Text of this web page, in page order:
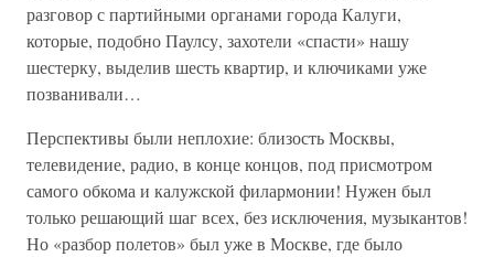
разговор с партийными органами города Калуги,
которые, подобно Паулсу, захотели «спасти» нашу
шестерку, выделив шесть квартир, и ключиками уже
позванивали…
Перспективы были неплохие: близость Москвы,
телевидение, радио, в конце концов, под присмотром
самого обкома и калужской филармонии! Нужен был
только решающий шаг всех, без исключения, музыкантов!
Но «разбор полетов» был уже в Москве, где было